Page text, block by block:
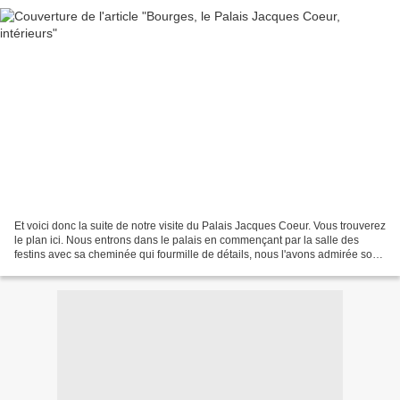
Et voici donc la suite de notre visite du Palais Jacques Coeur. Vous trouverez
le plan ici. Nous entrons dans le palais en commençant par la salle des
festins avec sa cheminée qui fourmille de détails, nous l'avons admirée sous